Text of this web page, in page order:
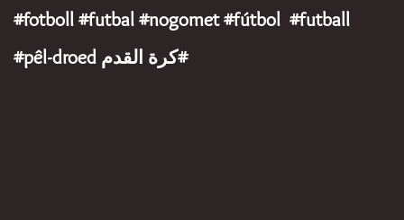
#fotboll #futbal #nogomet #fútbol #futball
#pêl-droed كرة القدم#